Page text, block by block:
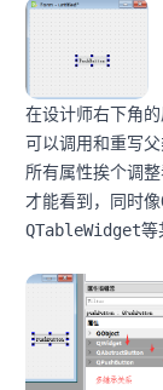
在设计师右下角
可以调用和重写
所有属性挨个调
才能看到，同时像
QTableWidget等